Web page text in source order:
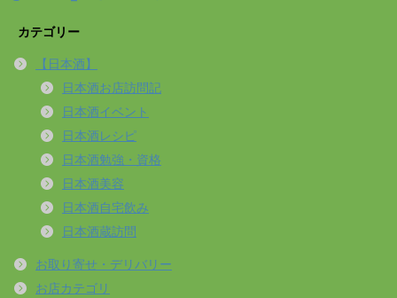
カテゴリー
【日本酒】
日本酒お店訪問記
日本酒イベント
日本酒レシピ
日本酒勉強・資格
日本酒美容
日本酒自宅飲み
日本酒蔵訪問
お取り寄せ・デリバリー
お店カテゴリ